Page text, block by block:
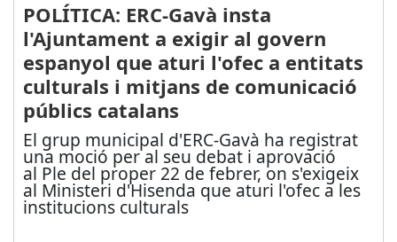
POLÍTICA: ERC-Gavà insta
l'Ajuntament a exigir al govern
espanyol que aturi l'ofec a entitats
culturals i mitjans de comunicació
públics catalans
El grup municipal d'ERC-Gavà ha registrat
una moció per al seu debat i aprovació
al Ple del proper 22 de febrer, on s'exigeix
al Ministeri d'Hisenda que aturi l'ofec a les
institucions culturals